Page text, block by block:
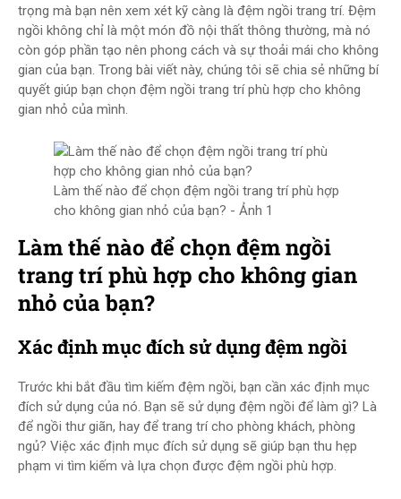
trọng mà bạn nên xem xét kỹ càng là đệm ngồi trang trí. Đệm
ngồi không chỉ là một món đồ nội thất thông thường, mà nó
còn góp phần tạo nên phong cách và sự thoải mái cho không
gian của bạn. Trong bài viết này, chúng tôi sẽ chia sẻ những bí
quyết giúp bạn chọn đệm ngồi trang trí phù hợp cho không
gian nhỏ của mình.
Làm thế nào để chọn đệm ngồi trang trí phù hợp
cho không gian nhỏ của bạn? - Ảnh 1
Làm thế nào để chọn đệm ngồi
trang trí phù hợp cho không gian
nhỏ của bạn?
Xác định mục đích sử dụng đệm ngồi
Trước khi bắt đầu tìm kiếm đệm ngồi, bạn cần xác định mục
đích sử dụng của nó. Bạn sẽ sử dụng đệm ngồi để làm gì? Là
để ngồi thư giãn, hay để trang trí cho phòng khách, phòng
ngủ? Việc xác định mục đích sử dụng sẽ giúp bạn thu hẹp
phạm vi tìm kiếm và lựa chọn được đệm ngồi phù hợp.